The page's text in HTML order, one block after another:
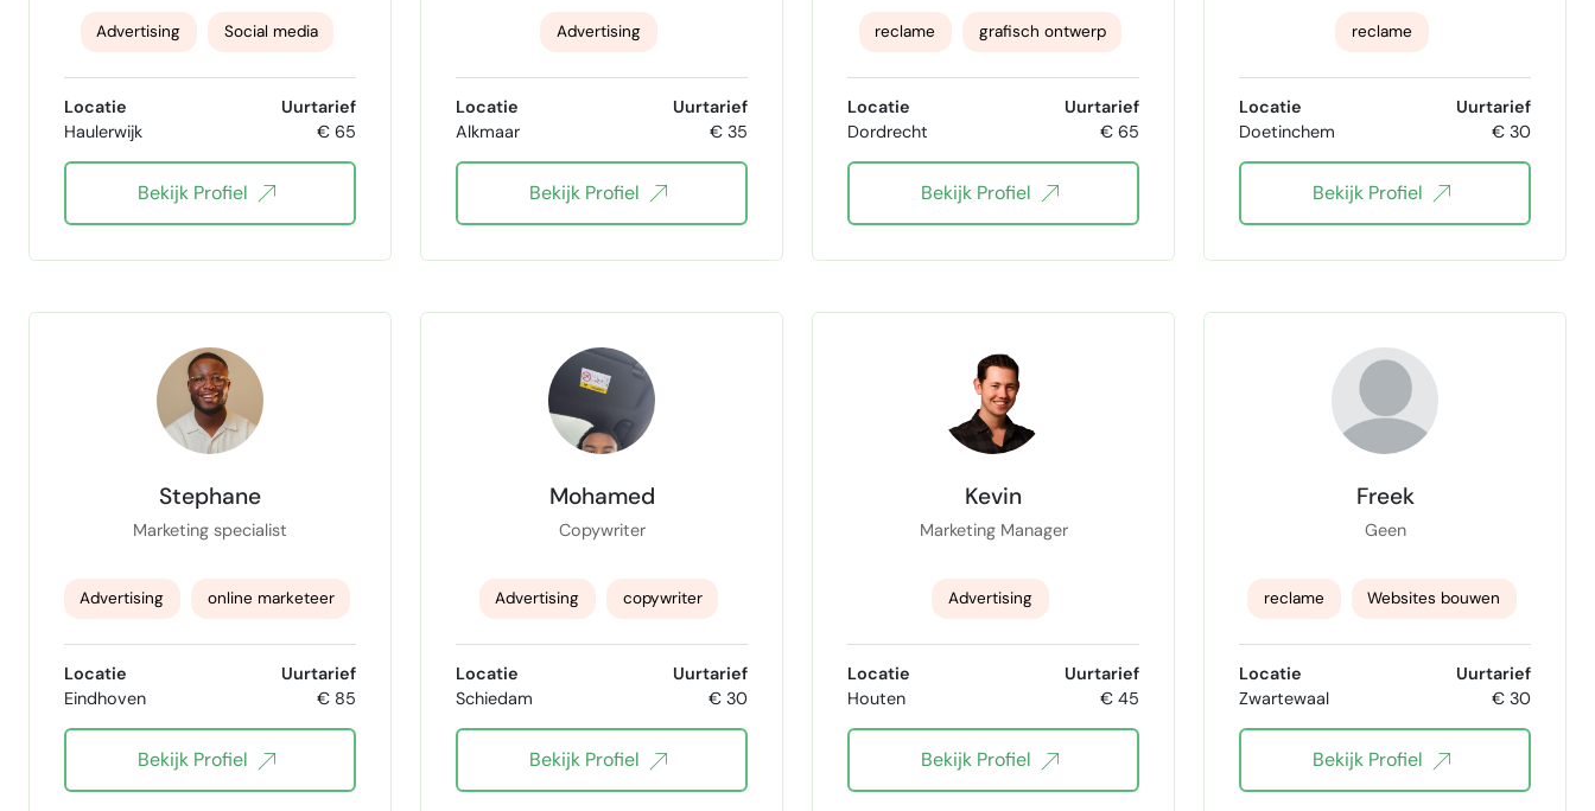
Advertising Social media
Locatie
Haulerwijk
Uurtarief
€ 65
Bekijk Profiel
Advertising
Market research
LinkedIn Marketing
Google Ads
Facebook Ads specialist
Locatie
Alkmaar
Uurtarief
€ 35
Bekijk Profiel
reclame grafisch ontwerp
signing
Adobe InDesign
Adobe Illustrator Webdesign
acteren
Locatie
Dordrecht
Uurtarief
€ 65
Bekijk Profiel
reclame
Locatie
Doetinchem
Uurtarief
€ 30
Bekijk Profiel
Stephane
Marketing specialist
Advertising online marketeer
Locatie
Eindhoven
Uurtarief
€ 85
Bekijk Profiel
Mohamed
Copywriter
Advertising copywriter
Locatie
Schiedam
Uurtarief
€ 30
Bekijk Profiel
Kevin
Marketing Manager
Advertising
B2B marketing
Locatie
Houten
Uurtarief
€ 45
Bekijk Profiel
Freek
Geen
reclame Websites bouwen
Locatie
Zwartewaal
Uurtarief
€ 30
Bekijk Profiel